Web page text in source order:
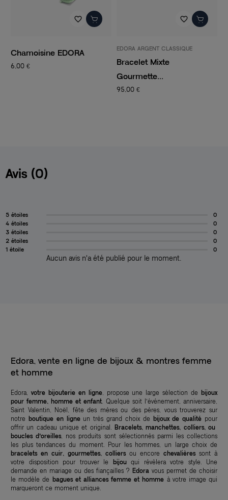
favorite_border
Chamoisine EDORA
6,00 €
favorite_border
EDORA ARGENT CLASSIQUE
Bracelet Mixte
Gourmette...
95,00 €
Avis (0)
5 étoiles
0
4 étoiles
0
3 étoiles
0
2 étoiles
0
1 étoile
0
Aucun avis n'a été publié pour le moment.
Edora, vente en ligne de bijoux & montres femme
et homme
Edora, votre bijouterie en ligne, propose une large sélection debijoux
pour femme, homme et enfant . Quelque soit l’événement, anniversaire,
Saint Valentin, Noël, fête des mères ou des pères, vous trouverez sur
notre boutique en ligneun très grand choix de bijoux de qualité pour
offrir un cadeau unique et original. Bracelets, manchettes, colliers, ou
boucles d’oreilles, nos produits sont sélectionnés parmi les collections
les plus tendances du moment. Pour les hommes, un large choix de
bracelets en cuir, gourmettes, colliersou encore chevalièressont à
votre disposition pour trouver le bijouqui révèlera votre style. Une
demande en mariage ou des fiançailles ?Edora vous permet de choisir
le modèle de bagues et alliances femme et homme à votre image qui
marqueront ce moment unique.